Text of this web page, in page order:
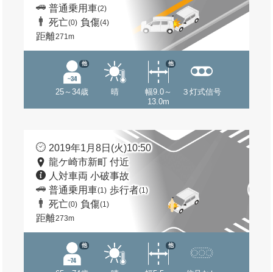
普通乗用車(2)
死亡(0) 負傷(4)
距離271m
25～34歳
他
晴
幅9.0～
13.0m
他
３灯式信号
2019年1月8日(火)10:50
龍ケ崎市新町 付近
人対車両 小破事故
普通乗用車(1) 歩行者(1)
死亡(0) 負傷(1)
距離273m
他 他